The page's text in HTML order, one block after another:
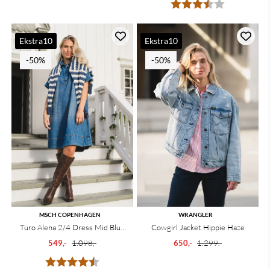
Ekstra10
-50%
Karakter:
MSCH COPENHAGEN
Turo Alena 2/4 Dress Mid Blue
Wash
549,- 1.098,-
Ekstra10
-50%
WRANGLER
Cowgirl Jacket Hippie Haze
650,- 1.299,-